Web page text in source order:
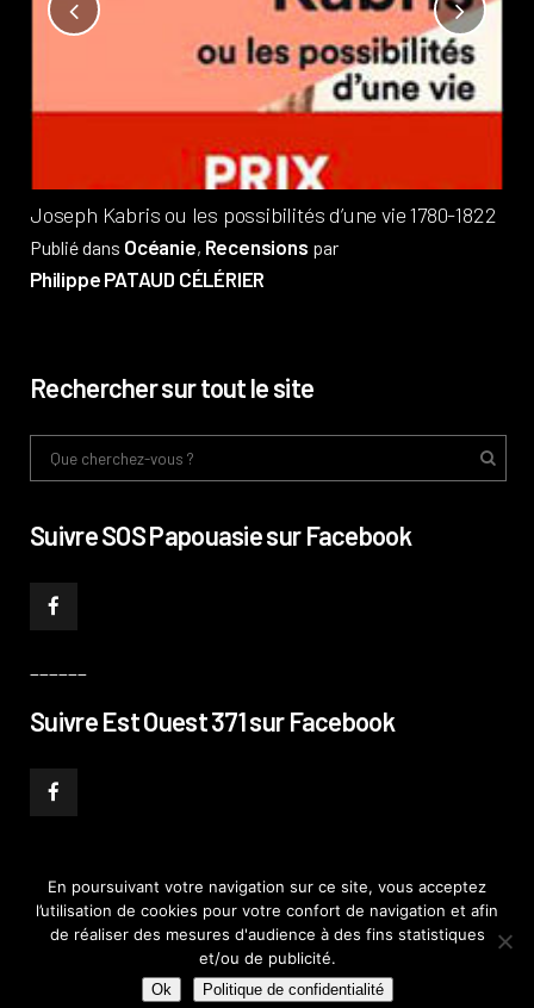
Joseph Kabris ou les possibilités d’une vie 1780-1822
Publié dans Océanie, Recensions par
Philippe PATAUD CÉLÉRIER
Rechercher sur tout le site
Suivre SOS Papouasie sur Facebook
Suivre Est Ouest 371 sur Facebook
© PHILIPPE PATAUD CÉLÉRIER 2019–MENTIONS LÉGALES–POLITIQUE DE
CONFIDENTIALITÉ–PLAN DE SITE
En poursuivant votre navigation sur ce site, vous acceptez
l’utilisation de cookies pour votre confort de navigation et afin
de réaliser des mesures d'audience à des fins statistiques
et/ou de publicité.
Ok Politique de confidentialité